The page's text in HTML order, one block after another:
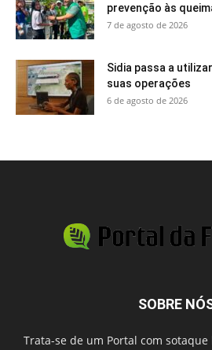
prevenção às
7 de agosto de 2026
Sidia passa a
suas operações
6 de agosto de 2026
SOBRE
Trata-se de um Portal com